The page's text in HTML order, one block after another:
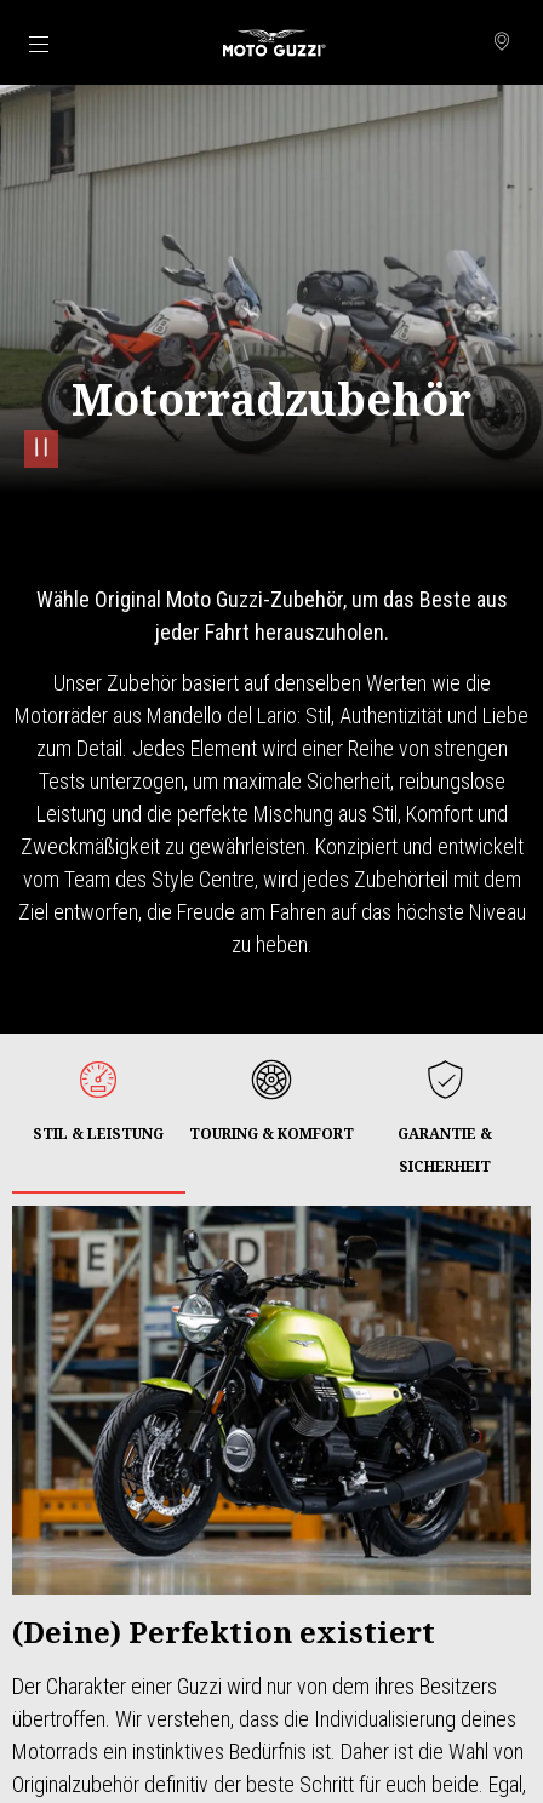
Skip to content
pause
Motorradzubehör
Wähle Original Moto Guzzi-Zubehör, um das Beste aus
jeder Fahrt herauszuholen.
Unser Zubehör basiert auf denselben Werten wie die
Motorräder aus Mandello del Lario: Stil, Authentizität und Liebe
zum Detail. Jedes Element wird einer Reihe von strengen
Tests unterzogen, um maximale Sicherheit, reibungslose
Leistung und die perfekte Mischung aus Stil, Komfort und
Zweckmäßigkeit zu gewährleisten. Konzipiert und entwickelt
vom Team des Style Centre, wird jedes Zubehörteil mit dem
Ziel entworfen, die Freude am Fahren auf das höchste Niveau
zu heben.
STIL & LEISTUNG TOURING & KOMFORT
GARANTIE &
SICHERHEIT
(Deine) Perfektion existiert
Der Charakter einer Guzzi wird nur von dem ihres Besitzers
übertroffen. Wir verstehen, dass die Individualisierung deines
Motorrads ein instinktives Bedürfnis ist. Daher ist die Wahl von
Originalzubehör definitiv der beste Schritt für euch beide. Egal,